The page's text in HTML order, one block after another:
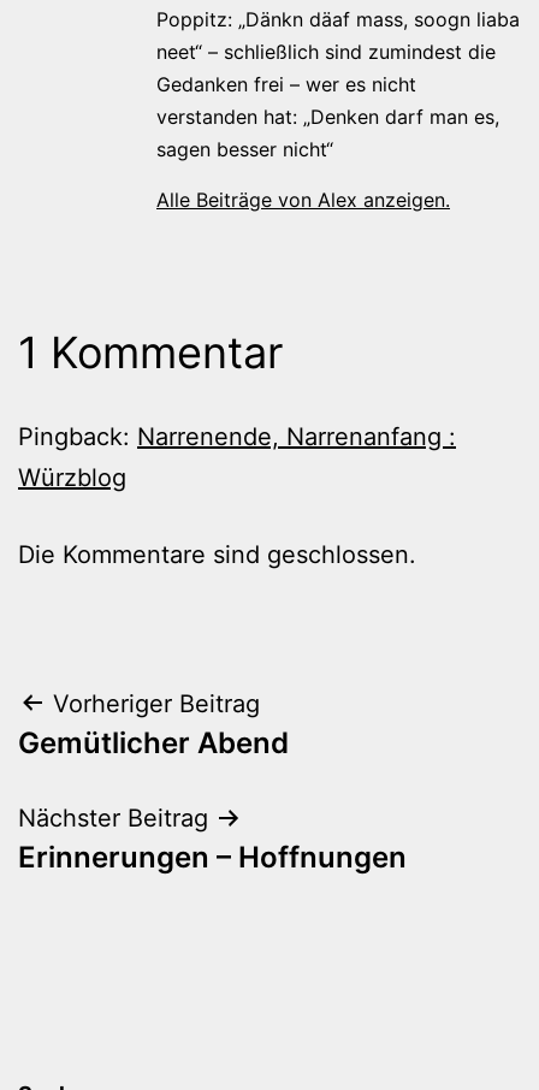
Poppitz: „Dänkn däaf mass, soogn liaba
neet“ – schließlich sind zumindest die
Gedanken frei – wer es nicht
verstanden hat: „Denken darf man es,
sagen besser nicht“
Alle Beiträge von Alex anzeigen.
1 Kommentar
Pingback: Narrenende, Narrenanfang :
Würzblog
Die Kommentare sind geschlossen.
Beitragsnavigation
Vorheriger Beitrag
Gemütlicher Abend
Nächster Beitrag
Erinnerungen – Hoffnungen